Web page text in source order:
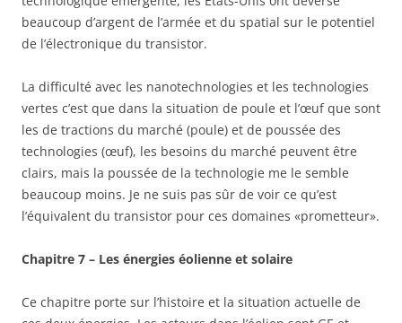
beaucoup d’argent de l’armée et du spatial sur le potentiel
de l’électronique du transistor.
La difficulté avec les nanotechnologies et les technologies
vertes c’est que dans la situation de poule et l’œuf que sont
les de tractions du marché (poule) et de poussée des
technologies (œuf), les besoins du marché peuvent être
clairs, mais la poussée de la technologie me le semble
beaucoup moins. Je ne suis pas sûr de voir ce qu’est
l’équivalent du transistor pour ces domaines «prometteur».
Chapitre 7 – Les énergies éolienne et solaire
Ce chapitre porte sur l’histoire et la situation actuelle de